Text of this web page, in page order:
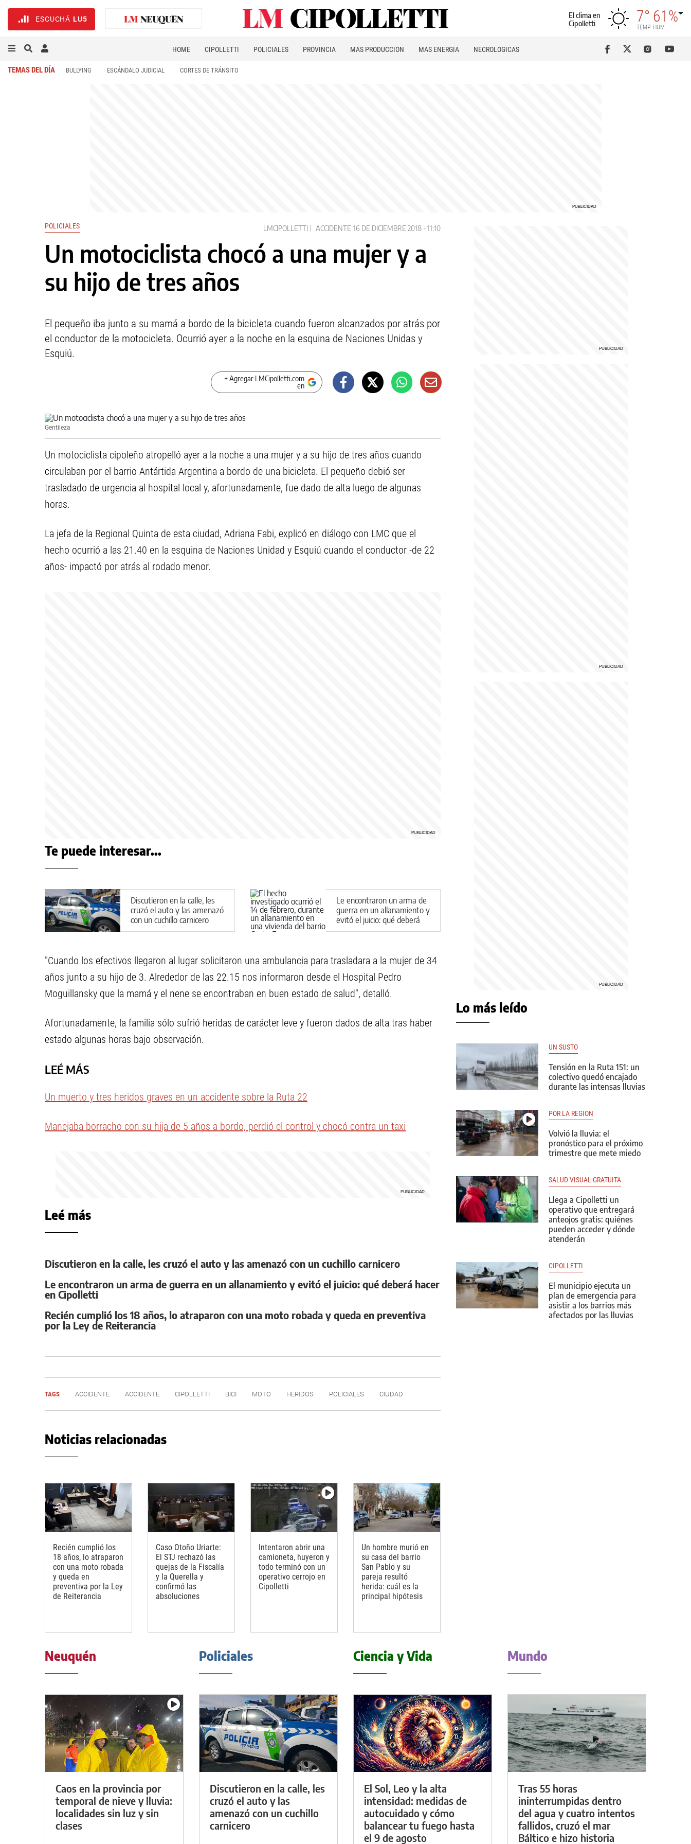
ESCUCHÁ LU5
El clima en
Cipolletti
7°
TEMP
61%
HUM
HOME CIPOLLETTI POLICIALES PROVINCIA MÁS PRODUCCIÓN MÁS ENERGÍA NECROLÓGICAS
TEMAS DEL DÍA BULLYING ESCÁNDALO JUDICIAL CORTES DE TRÁNSITO
POLICIALES LMCIPOLLETTI ACCIDENTE 16 DE DICIEMBRE 2018 - 11:10
Un motociclista chocó a una mujer y a
su hijo de tres años
El pequeño iba junto a su mamá a bordo de la bicicleta cuando fueron alcanzados por atrás por
el conductor de la motocicleta. Ocurrió ayer a la noche en la esquina de Naciones Unidas y
Esquiú.
+ Agregar LMCipolletti.com
en
Gentileza
Un motociclista cipoleño atropelló ayer a la noche a una mujer y a su hijo de tres años cuando
circulaban por el barrio Antártida Argentina a bordo de una bicicleta. El pequeño debió ser
trasladado de urgencia al hospital local y, afortunadamente, fue dado de alta luego de algunas
horas.
La jefa de la Regional Quinta de esta ciudad, Adriana Fabi, explicó en diálogo con LMC que el
hecho ocurrió a las 21.40 en la esquina de Naciones Unidad y Esquiú cuando el conductor -de 22
años- impactó por atrás al rodado menor.
Te puede interesar...
Discutieron en la calle, les
cruzó el auto y las amenazó
con un cuchillo carnicero
Le encontraron un arma de
guerra en un allanamiento y
evitó el juicio: qué deberá
hacer en Cipolletti
"Cuando los efectivos llegaron al lugar solicitaron una ambulancia para trasladara a la mujer de 34
años junto a su hijo de 3. Alrededor de las 22.15 nos informaron desde el Hospital Pedro
Moguillansky que la mamá y el nene se encontraban en buen estado de salud", detalló.
Afortunadamente, la familia sólo sufrió heridas de carácter leve y fueron dados de alta tras haber
estado algunas horas bajo observación.
LEÉ MÁS
Un muerto y tres heridos graves en un accidente sobre la Ruta 22
Manejaba borracho con su hija de 5 años a bordo, perdió el control y chocó contra un taxi
Leé más
Discutieron en la calle, les cruzó el auto y las amenazó con un cuchillo carnicero
Le encontraron un arma de guerra en un allanamiento y evitó el juicio: qué deberá hacer
en Cipolletti
Recién cumplió los 18 años, lo atraparon con una moto robada y queda en preventiva
por la Ley de Reiterancia
TAGS ACCIDENTE ACCIDENTE CIPOLLETTI BICI MOTO HERIDOS POLICIALES CIUDAD
Noticias relacionadas
Recién cumplió los
18 años, lo atraparon
con una moto robada
y queda en
preventiva por la Ley
de Reiterancia
Caso Otoño Uriarte:
El STJ rechazó las
quejas de la Fiscalía
y la Querella y
confirmó las
absoluciones
Intentaron abrir una
camioneta, huyeron y
todo terminó con un
operativo cerrojo en
Cipolletti
Un hombre murió en
su casa del barrio
San Pablo y su
pareja resultó
herida: cuál es la
principal hipótesis
Lo más leído
UN SUSTO
Tensión en la Ruta 151: un
colectivo quedó encajado
durante las intensas lluvias
POR LA REGIÓN
Volvió la lluvia: el
pronóstico para el próximo
trimestre que mete miedo
SALUD VISUAL GRATUITA
Llega a Cipolletti un
operativo que entregará
anteojos gratis: quiénes
pueden acceder y dónde
atenderán
CIPOLLETTI
El municipio ejecuta un
plan de emergencia para
asistir a los barrios más
afectados por las lluvias
Neuquén
Caos en la provincia por
temporal de nieve y lluvia:
localidades sin luz y sin
clases
Policiales
Discutieron en la calle, les
cruzó el auto y las
amenazó con un cuchillo
carnicero
Ciencia y Vida
El Sol, Leo y la alta
intensidad: medidas de
autocuidado y cómo
balancear tu fuego hasta
el 9 de agosto
Mundo
Tras 55 horas
ininterrumpidas dentro
del agua y cuatro intentos
fallidos, cruzó el mar
Báltico e hizo historia